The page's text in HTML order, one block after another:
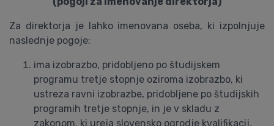
Za direktorja je lahko imenovana oseba, ki izpolnjuje
naslednje pogoje:
ima izobrazbo, pridobljeno po študijskem
programu tretje stopnje oziroma izobrazbo, ki
ustreza ravni izobrazbe, pridobljene po študijskih
programih tretje stopnje, in je v skladu z
zakonom, ki ureja slovensko ogrodje kvalifikacij,